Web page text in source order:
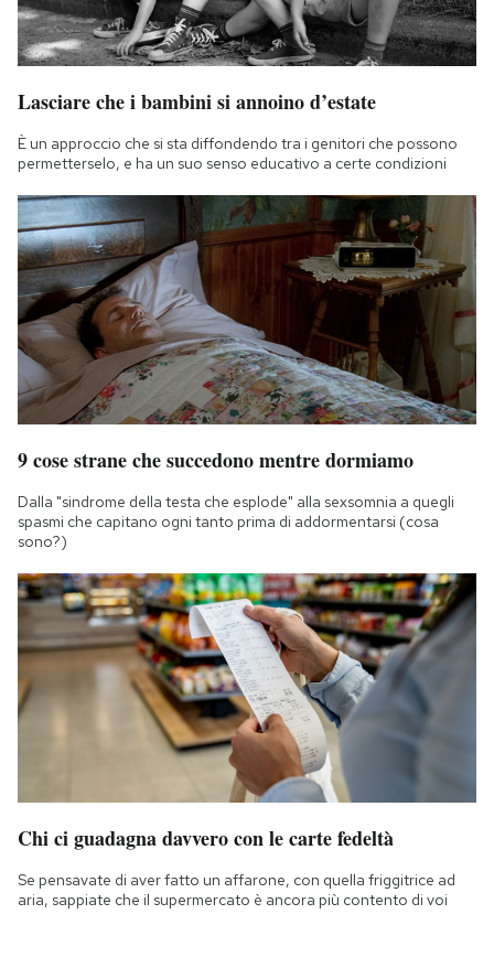
Lasciare che i bambini si annoino d’estate
È un approccio che si sta diffondendo tra i genitori che possono
permetterselo, e ha un suo senso educativo a certe condizioni
9 cose strane che succedono mentre dormiamo
Dalla "sindrome della testa che esplode" alla sexsomnia a quegli
spasmi che capitano ogni tanto prima di addormentarsi (cosa
sono?)
Chi ci guadagna davvero con le carte fedeltà
Se pensavate di aver fatto un affarone, con quella friggitrice ad
aria, sappiate che il supermercato è ancora più contento di voi